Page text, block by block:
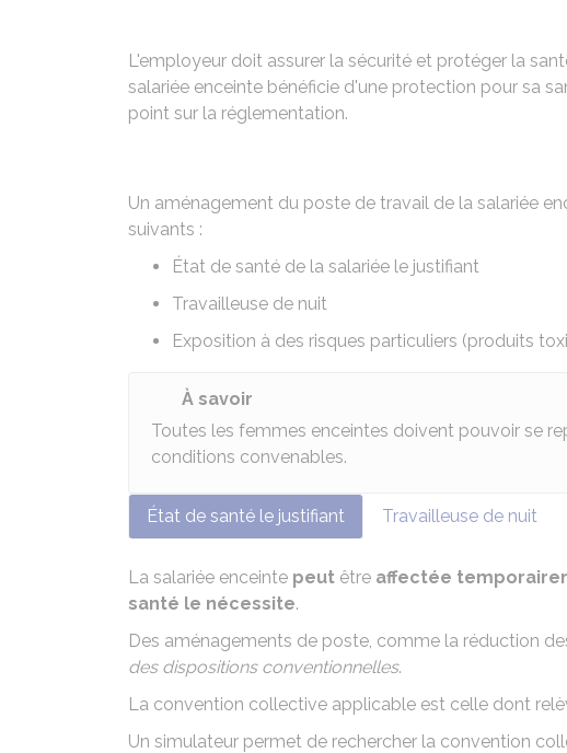
L'employeur doit assurer la sécurité et protéger la
salariée enceinte bénéficie d'une protection pour sa
point sur la réglementation.
Un aménagement du poste de travail de la salariée
suivants :
État de santé de la salariée le justifiant
Travailleuse de nuit
Exposition à des risques particuliers (produits
À savoir
Toutes les femmes enceintes doivent pouvoir se
conditions convenables.
État de santé le justifiant Travailleuse de nuit
La salariée enceinte peut être affectée
santé le nécessite.
Des aménagements de poste, comme la réduction
des dispositions conventionnelles.
La convention collective applicable est celle dont
Un simulateur permet de rechercher la convention